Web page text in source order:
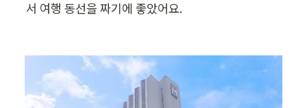
서 여행 동선을 짜기에 좋았어요.